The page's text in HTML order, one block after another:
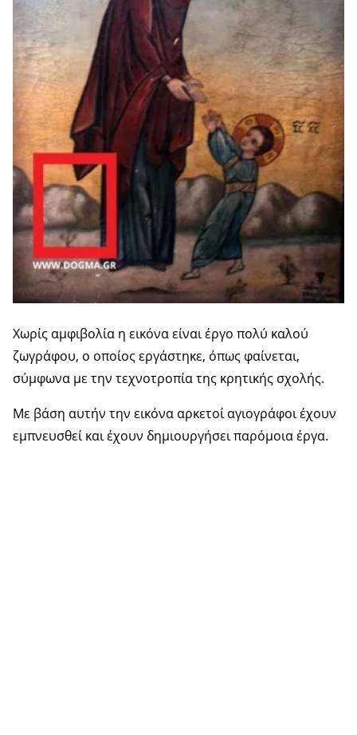
Χωρίς αμφιβολία η εικόνα είναι έργο πολύ καλού
ζωγράφου, ο οποίος εργάστηκε, όπως φαίνεται,
σύμφωνα με την τεχνοτροπία της κρητικής σχολής.
Με βάση αυτήν την εικόνα αρκετοί αγιογράφοι έχουν
εμπνευσθεί και έχουν δημιουργήσει παρόμοια έργα.